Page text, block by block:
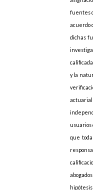
fuentes
acuerdo
dichas
y la
usuarios
que